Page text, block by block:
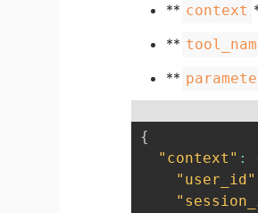
** context
**
**
{
"context" :
"user_id"